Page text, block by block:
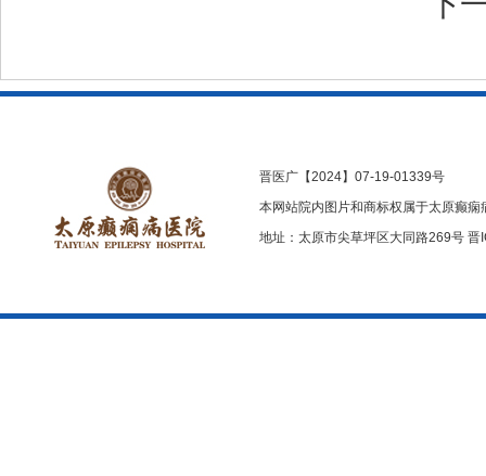
晋医广【2024】07-19-01339号
本网站院内图片和商标权属于太原癫
地址：太原市尖草坪区大同路269号 晋